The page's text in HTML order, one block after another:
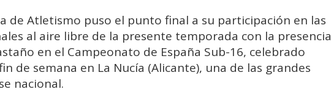
de Atletismo puso el punto final a su participación en las
al aire libre de la presente temporada con la presencia
en el Campeonato de España Sub-16, celebrado
de semana en La Nucía (Alicante), una de las grandes
nacional.